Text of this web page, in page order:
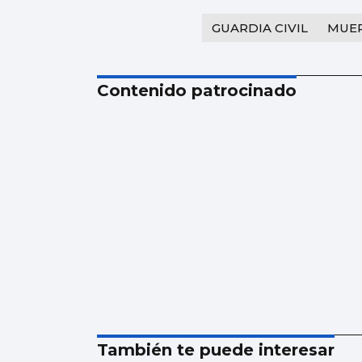
GUARDIA CIVIL
Contenido patrocinado
También te puede interesar